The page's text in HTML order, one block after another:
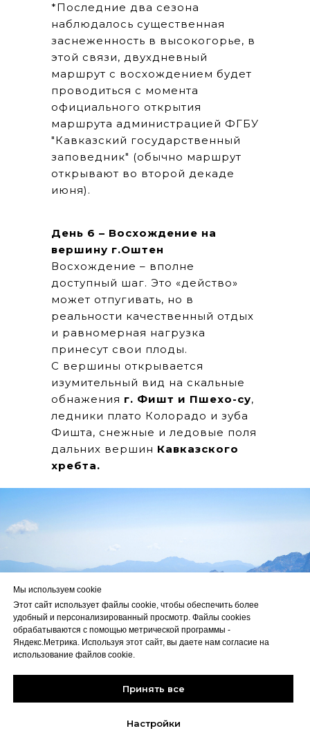
*Последние два сезона
наблюдалось существенная
заснеженность в высокогорье, в
этой связи, двухдневный
маршрут с восхождением будет
проводиться с момента
официального открытия
маршрута администрацией ФГБУ
"Кавказский государственный
заповедник" (обычно маршрут
открывают во второй декаде
июня).
День 6 – Восхождение на
вершину г.Оштен
Восхождение – вполне
доступный шаг. Это «действо»
может отпугивать, но в
реальности качественный отдых
и равномерная нагрузка
принесут свои плоды.
С вершины открывается
изумительный вид на скальные
обнажения г. Фишт и Пшехо-су,
ледники плато Колорадо и зуба
Фишта, снежные и ледовые поля
дальних вершин Кавказского
хребта.
Мы используем cookie
Этот сайт использует файлы cookie, чтобы обеспечить более
удобный и персонализированный просмотр. Файлы cookies
обрабатываются с помощью метрической программы -
Яндекс.Метрика. Используя этот сайт, вы даете нам согласие на
использование файлов cookie.
Принять все
Настройки